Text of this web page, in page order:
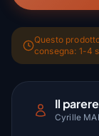
Questo
consegna: 1-4
Il
Cyrille